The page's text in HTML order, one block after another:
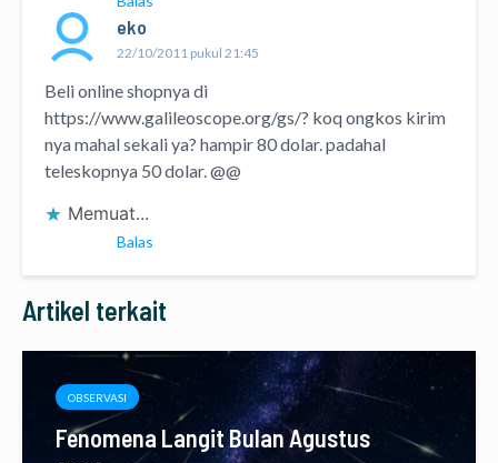
eko
22/10/2011 pukul 21:45
Beli online shopnya di
https://www.galileoscope.org/gs/? koq ongkos kirim
nya mahal sekali ya? hampir 80 dolar. padahal
teleskopnya 50 dolar. @@
Memuat...
Balas
Artikel terkait
OBSERVASI
Fenomena Langit Bulan Agustus